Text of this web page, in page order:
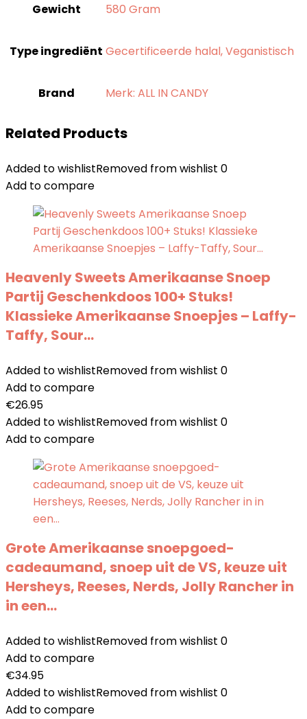
Gewicht ‎580 Gram
Type ingrediënt ‎Gecertificeerde halal, Veganistisch
Brand Merk: ALL IN CANDY
Related Products
Added to wishlistRemoved from wishlist 0
Add to compare
Heavenly Sweets Amerikaanse Snoep
Partij Geschenkdoos 100+ Stuks!
Klassieke Amerikaanse Snoepjes – Laffy-
Taffy, Sour…
Added to wishlistRemoved from wishlist 0
Add to compare
€26.95
Added to wishlistRemoved from wishlist 0
Add to compare
Grote Amerikaanse snoepgoed-
cadeaumand, snoep uit de VS, keuze uit
Hersheys, Reeses, Nerds, Jolly Rancher in
in een…
Added to wishlistRemoved from wishlist 0
Add to compare
€34.95
Added to wishlistRemoved from wishlist 0
Add to compare